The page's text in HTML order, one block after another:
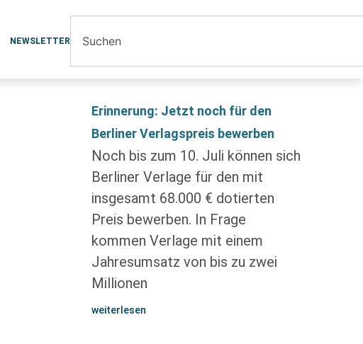
NEWSLETTER
Erinnerung: Jetzt noch für den
Berliner Verlagspreis bewerben
Noch bis zum 10. Juli können sich
Berliner Verlage für den mit
insgesamt 68.000 € dotierten
Preis bewerben. In Frage
kommen Verlage mit einem
Jahresumsatz von bis zu zwei
Millionen
weiterlesen